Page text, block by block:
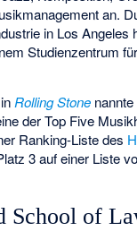
an.
in Los Angeles
Studienzentrum
Rolling Stone
der Top Five
Ranking-Liste des
3 auf einer Liste
School of